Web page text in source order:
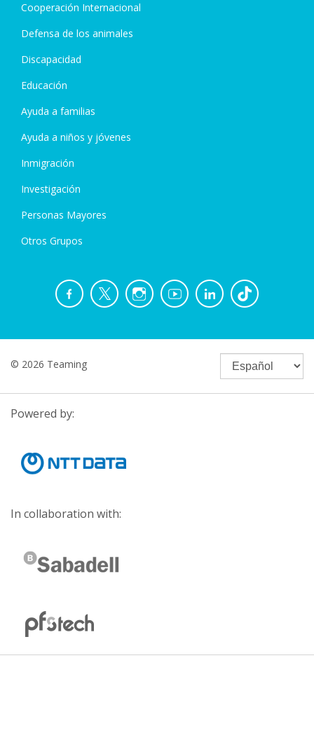
Cooperación Internacional
Defensa de los animales
Discapacidad
Educación
Ayuda a familias
Ayuda a niños y jóvenes
Inmigración
Investigación
Personas Mayores
Otros Grupos
© 2026 Teaming
Powered by:
In collaboration with: